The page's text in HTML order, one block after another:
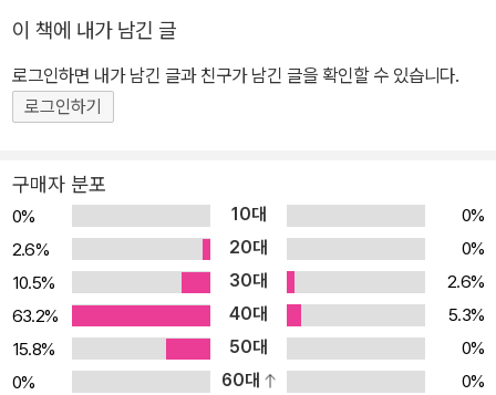
속에 다시 한번 확고하게 자리매김할 것이다. 우리가 잘 몰랐던 지구
구는 우리가 살아갈 수 있는 유일한 행성이다. 그런데 사람들은 이곳
을 쓰레기로 가득 채우는 데 여념이 없다. 지금 이 순간에도 세상은 계
상을 알기 쉽게 설명한다. 지구 온난화란 무엇이며, 기후는 왜 변하고
있으며, 현재 나타난 기후 변화가 지구 환경에 미치는 영향이 무엇인
지 등을 쉽고 지루하지 않게 설명한다. 지구 온난화로 인한 기후 변화
는 전 세계 인류에게 직면한 과제이며, 노력하면 반드시 해결할 수 있
는 문제이다. 이 책은 독자 스스로 지구 온난화의 심각성을 자각할 수
있도록 할 뿐만 아니라 지구 환경을 지키는 방법은 물론 지속 가능한
발전에 대한 고민을 하게 한다.
이 책에 내가 남긴 글
로그인하면 내가 남긴 글과 친구가 남긴 글을 확인할 수 있습니다.
로그인하기
구매자 분포
0% 10대
0%
2.6%
20대
0%
10.5%
30대
2.6%
63.2%
40대
5.3%
15.8%
50대
0%
0%
60대
0%